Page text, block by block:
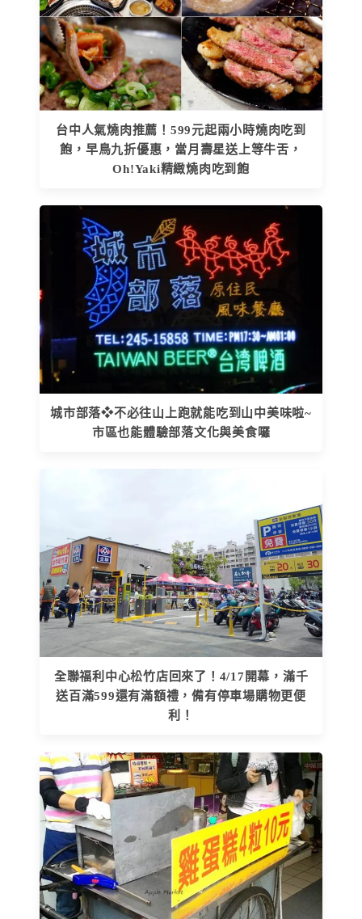
台中人氣燒肉推薦！599元起兩小時燒肉吃到
飽，早鳥九折優惠，當月壽星送上等牛舌，
Oh!Yaki精緻燒肉吃到飽
城市部落❖不必往山上跑就能吃到山中美味啦~
市區也能體驗部落文化與美食囉
全聯福利中心松竹店回來了！4/17開幕，滿千
送百滿599還有滿額禮，備有停車場購物更便
利！